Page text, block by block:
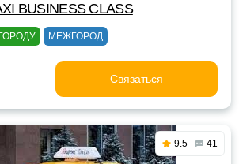
BUSINESS CLASS
МЕЖГОРОД
Связаться
9.5 41